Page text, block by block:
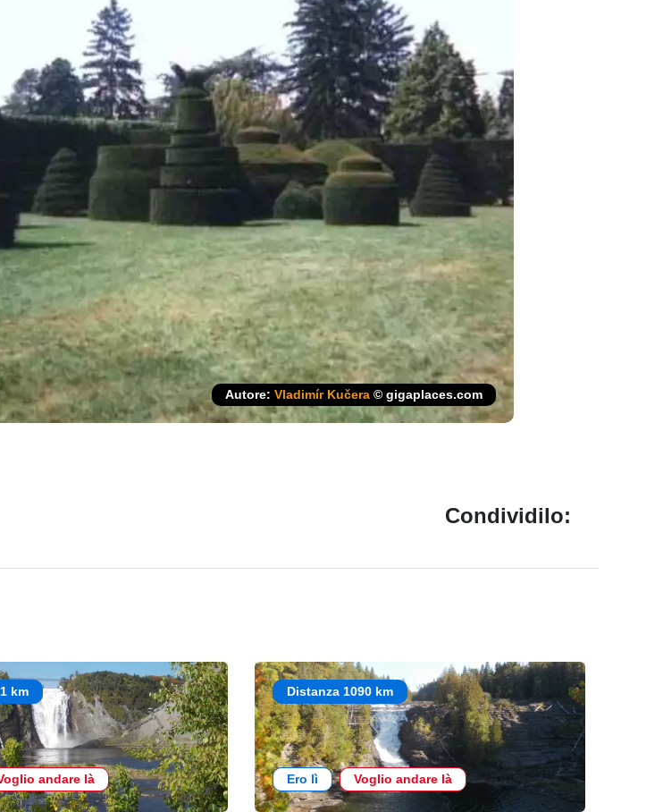
Autore: Vladimír Kučera © gigaplaces.com
Condividilo:
km
andare là
Distanza 1090 km
Ero lì Voglio andare là